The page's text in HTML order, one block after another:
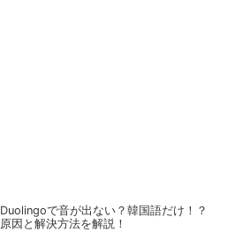
Duolingoで音が出ない？韓国語だけ！？
原因と解決方法を解説！